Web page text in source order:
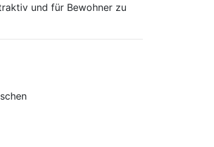
und für Bewohner zu